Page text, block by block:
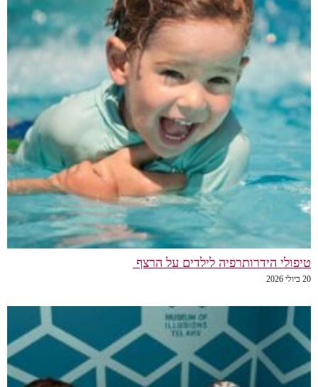
טיפולי הידרותרפיה לילדים על הרצף
20 ביולי 2026